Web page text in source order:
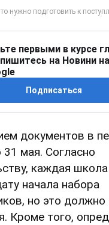
первыми в курсе
на Новини
Подписаться
документов в
31 мая. Согласно
каждая
начала набора
но это должно
Кроме того,